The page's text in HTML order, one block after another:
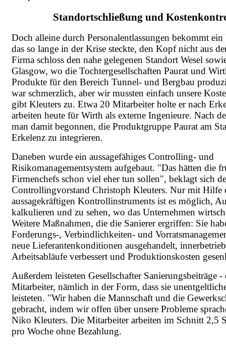
Standortschließung und
Doch alleine durch Personalentlassungen bekommt
das so lange in der Krise steckte, den Kopf nicht aus
Firma schloss den nahe gelegenen Standort Wesel
Glasgow, wo die Tochtergesellschaften Paurat und
Produkte für den Bereich Tunnel- und Bergbau
war schmerzlich, aber wir mussten einfach unsere
gibt Kleuters zu. Etwa 20 Mitarbeiter holte er nach
arbeiten heute für Wirth als externe Ingenieure. Nach
man damit begonnen, die Produktgruppe Paurat am
Erkelenz zu integrieren.
Daneben wurde ein aussagefähiges Controlling- und
Risikomanagementsystem aufgebaut. "Das hätten die
Firmenchefs schon viel eher tun sollen", beklagt sich
Controllingvorstand Christoph Kleuters. Nur mit Hilfe
aussagekräftigen Kontrollinstruments ist es möglich,
kalkulieren und zu sehen, wo das Unternehmen
Weitere Maßnahmen, die die Sanierer ergriffen: Sie
Forderungs-, Verbindlichkeiten- und
neue Lieferantenkonditionen ausgehandelt,
Arbeitsabläufe verbessert und Produktionskosten
Außerdem leisteten Gesellschafter Sanierungsbeiträge -
Mitarbeiter, nämlich in der Form, dass sie
leisteten. "Wir haben die Mannschaft und die
gebracht, indem wir offen über unsere Probleme
Niko Kleuters. Die Mitarbeiter arbeiten im Schnitt 2,5
pro Woche ohne Bezahlung.